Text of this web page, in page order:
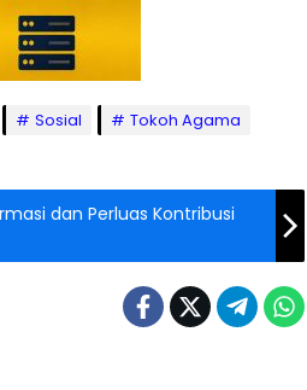
Sosial
Tokoh Agama
dan Perluas Kontribusi